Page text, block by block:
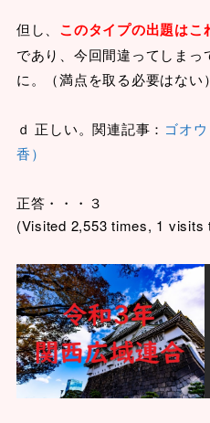
但し、 このタイプの出題は
であり、今回間違ってしまっ
に。（満点を取る必要はない）
ｄ 正しい。関連記事： ゴオウ
香）
正答・・・３
(Visited 2,553 times, 1 visits